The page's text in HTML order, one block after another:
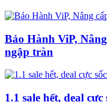
Bảo Hành ViP,
ngập tràn
1.1 sale hết, deal